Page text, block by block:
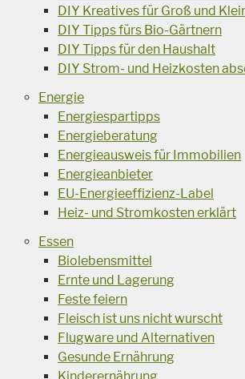
DIY Kreatives für Groß und
DIY Tipps fürs Bio-Gärtnern
DIY Tipps für den Haushalt
DIY Strom- und Heizkosten
Energie
Energiespartipps
Energieberatung
Energieausweis für Immobilien
Energieanbieter
EU-Energieeffizienz-Label
Heiz- und Stromkosten erklärt
Essen
Biolebensmittel
Ernte und Lagerung
Feste feiern
Fleisch ist uns nicht wurscht
Flugware und Alternativen
Gesunde Ernährung